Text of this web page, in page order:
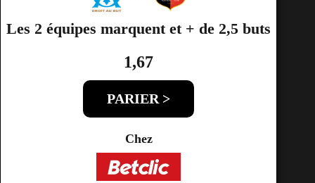
Les 2 équipes marquent et + de 2,5 buts
1,67
PARIER >
Chez